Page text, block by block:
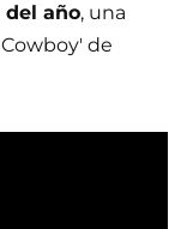
del año, una
de